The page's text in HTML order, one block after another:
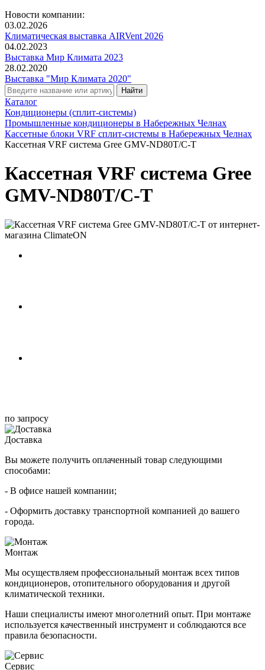
Новости компании:
03.02.2026
Климатическая выставка AIRVent 2026
04.02.2023
Выставка Мир Климата 2023
28.02.2020
Выставка "Мир Климата 2020"
Каталог
Кондиционеры (сплит-системы)
Промышленные кондиционеры в Набережных Челнах
Кассетные блоки VRF сплит-системы в Набережных Челнах
Кассетная VRF система Gree GMV-ND80T/C-T
Кассетная VRF система Gree
GMV-ND80T/C-T
по запросу
Доставка
Вы можете получить оплаченный товар следующими
способами:
- В офисе нашей компании;
- Оформить доставку транспортной компанией до вашего
города.
Монтаж
Мы осуществляем профессиональный монтаж всех типов
кондиционеров, отопительного оборудования и другой
климатической техники.
Наши специалисты имеют многолетний опыт. При монтаже
используется качественный инструмент и соблюдаются все
правила безопасности.
Сервис